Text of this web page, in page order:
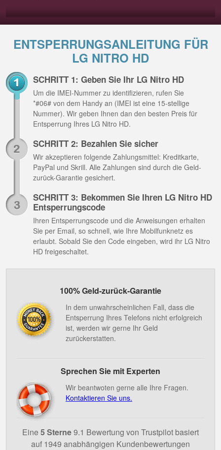
ENTSPERRUNGSANLEITUNG FÜR
LG NITRO HD
SCHRITT 1: Geben Sie Ihr LG Nitro HD
Um die IMEI-Nummer zu identifizieren, rufen Sie
*#06# von dem Handy an (IMEI ist eine 15-stellige
Nummer). Wir geben Ihnen dan den besten Preis für
Entsperrung Ihres LG Nitro HD.
SCHRITT 2: Bezahlen Sie sicher
Wir akzeptieren folgende Zahlungsmittel: Kreditkarte,
PayPal und Skrill. Alle Zahlungen sind durch die Geld-
zurück-Garantie gesichert.
SCHRITT 3: Bekommen Sie Ihren LG Nitro HD
Entsperrungscode
Ihren Entsperrungscode und die Anweisungen erhalten
Sie per Email, so schnell, wie Ihre Mobilfunknetz es
erlaubt. Sobald Sie den Code eingeben, wird ihr LG Nitro
HD freigeschaltet.
100% Geld-zurück-Garantie
In dem unwahrscheinlichen Fall, dass die
Entsperrung Ihres Telefons nicht erfolgreich
ist, werden wir gerne Ihr Geld
zurückerstatten.
Sprechen Sie mit Experten
Wir beantwoten gerne alle Ihre Fragen.
Kontaktieren Sie uns.
Eine 5 Sterne9.1 Bewertung von Trustpilot basiert
auf 1949 anabhängigen Kundenbewertungen